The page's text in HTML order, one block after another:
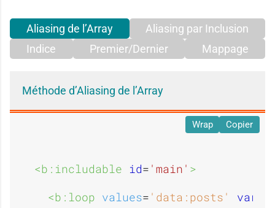
Aliasing de l’Array
Aliasing par Inclusion
Indice
Premier/Dernier Mappage
Méthode d’Aliasing de l’Array
<b:includable id= 'main' >
<b:loop values= 'data:posts' var
Wrap Copier